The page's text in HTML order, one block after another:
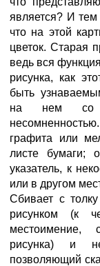
является? И
что на этой
цветок. Старая
ведь вся
рисунка, как
быть
на нем со
графита или
листе бумаги;
указатель, к
или в другом
Сбивает с
рисунком (к
рисунка) и
позволяющий